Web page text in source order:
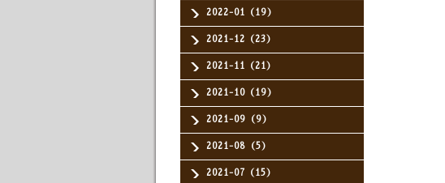
2022-01（19）
2021-12（23）
2021-11（21）
2021-10（19）
2021-09（9）
2021-08（5）
2021-07（15）